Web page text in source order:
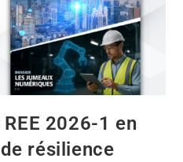
2026-1 en
résilience